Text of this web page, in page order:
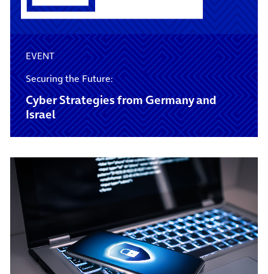
EVENT
Securing the Future:
Cyber Strategies from Germany and
Israel